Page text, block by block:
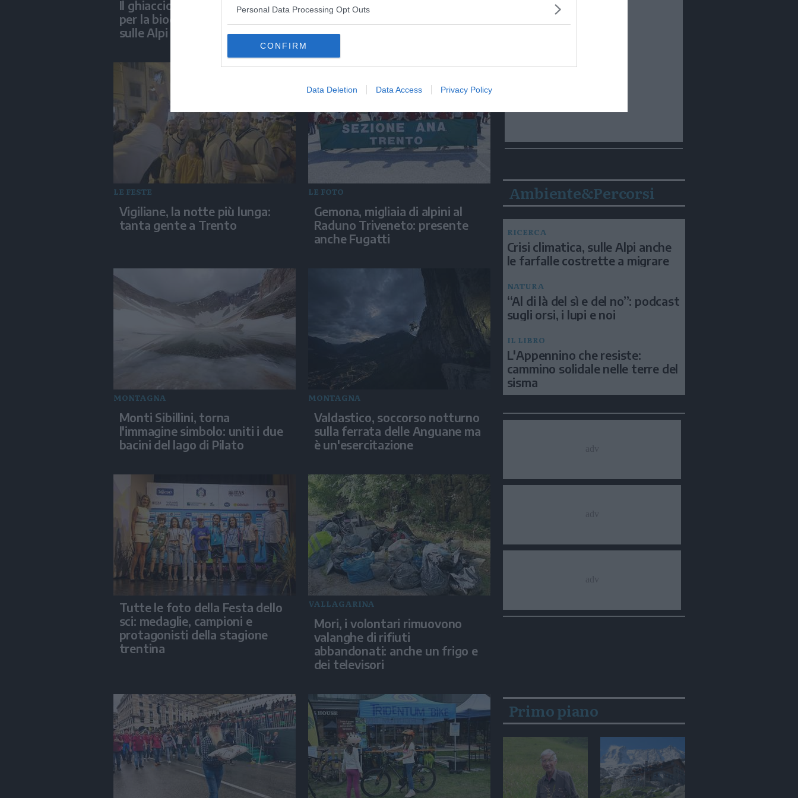
Personal Data Processing Opt Outs
CONFIRM
Data Deletion Data Access Privacy Policy
Il ghiaccio sepolto è un rifugio
per la biodiversità d'alta quota
sulle Alpi
Caldo e ferie, lago di Garda
sabato e domenica preso
d'assalto
LE FESTE
Vigiliane, la notte più lunga:
tanta gente a Trento
LE FOTO
Gemona, migliaia di alpini al
Raduno Triveneto: presente
anche Fugatti
MONTAGNA
Monti Sibillini, torna
l'immagine simbolo: uniti i due
bacini del lago di Pilato
MONTAGNA
Valdastico, soccorso notturno
sulla ferrata delle Anguane ma
è un'esercitazione
Tutte le foto della Festa dello
sci: medaglie, campioni e
protagonisti della stagione
trentina
VALLAGARINA
Mori, i volontari rimuovono
valanghe di rifiuti
abbandonati: anche un frigo e
dei televisori
Ambiente&Percorsi
RICERCA
Crisi climatica, sulle Alpi anche
le farfalle costrette a migrare
NATURA
“Al di là del sì e del no”: podcast
sugli orsi, i lupi e noi
IL LIBRO
L'Appennino che resiste:
cammino solidale nelle terre del
sisma
Primo piano